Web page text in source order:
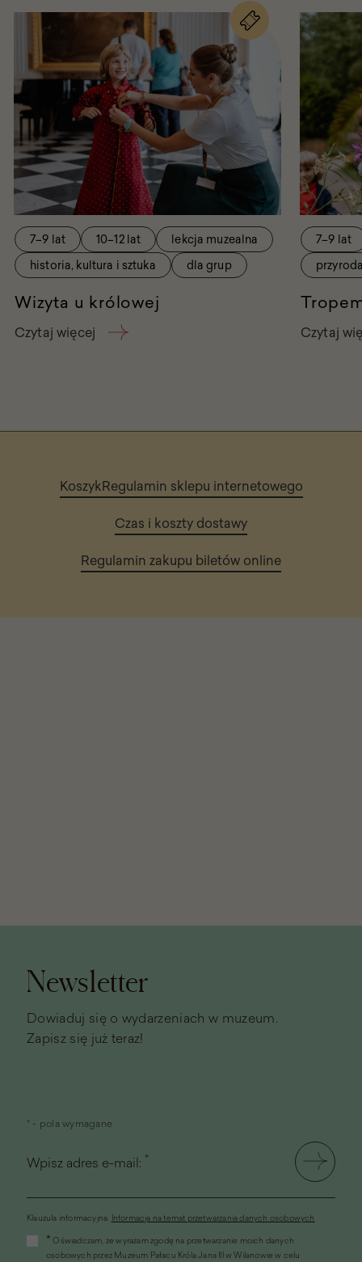
Wizyta u królowej
7–9 lat 10–12 lat
lekcja muzealna
historia, kultura i sztuka
dla grup
Czytaj więcej
na
wydarzenie
u
królowej
7–9 lat
Czytaj
KoszykRegulamin sklepu internetowego
Czas i koszty dostawy
Regulamin zakupu biletów online
Stopka
Newsletter
Dowiaduj się o wydarzeniach w muzeum.
Zapisz się już teraz!
* - pola wymagane
Wpisz adres e-mail: *
Klauzula informacyjna. Informacja na temat przetwarzania danych osobowych
otworzy
* Oświadczam, że wyrażam zgodę na przetwarzanie moich danych
osobowych przez Muzeum Pałacu Króla Jana III w Wilanowie w celu